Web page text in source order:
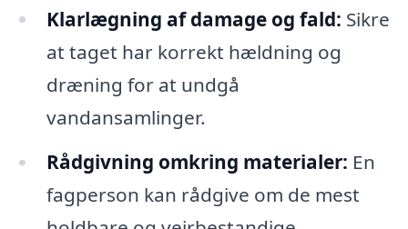
Klarlægning af damage og fald: Sikre
at taget har korrekt hældning og
dræning for at undgå
vandansamlinger.
Rådgivning omkring materialer: En
fagperson kan rådgive om de mest